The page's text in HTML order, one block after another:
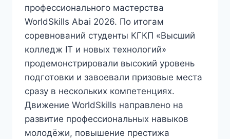
профессионального мастерства
WorldSkills Abai 2026. По итогам
соревнований студенты КГКП «Высший
колледж IT и новых технологий»
продемонстрировали высокий уровень
подготовки и завоевали призовые места
сразу в нескольких компетенциях.
Движение WorldSkills направлено на
развитие профессиональных навыков
молодёжи, повышение престижа